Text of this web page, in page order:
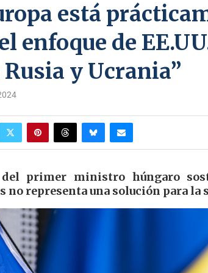
está
enfoque de
y Ucrania”
del primer ministro húngaro
no representa una solución para la